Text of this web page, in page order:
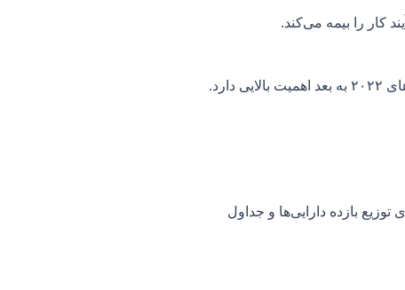
کار را بیمه می‌کند.
بازده دارایی‌ها و جداول